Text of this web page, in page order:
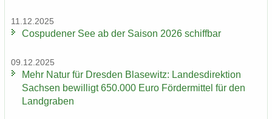
11.12.2025
Cos­pu­de­ner See ab der Sai­son 2026 schiff­bar
09.12.2025
Mehr Natur für Dres­den Bla­se­witz: Lan­des­di­rek­ti­on
Sach­sen be­wil­ligt 650.000 Euro För­der­mit­tel für den
Land­gra­ben